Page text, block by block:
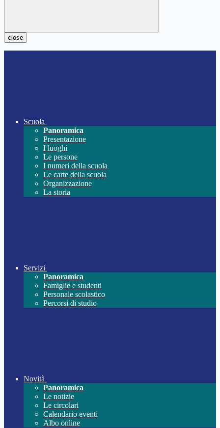
close
Scuola
Panoramica
Presentazione
I luoghi
Le persone
I numeri della scuola
Le carte della scuola
Organizzazione
La storia
Servizi
Panoramica
Famiglie e studenti
Personale scolastico
Percorsi di studio
Novità
Panoramica
Le notizie
Le circolari
Calendario eventi
Albo online